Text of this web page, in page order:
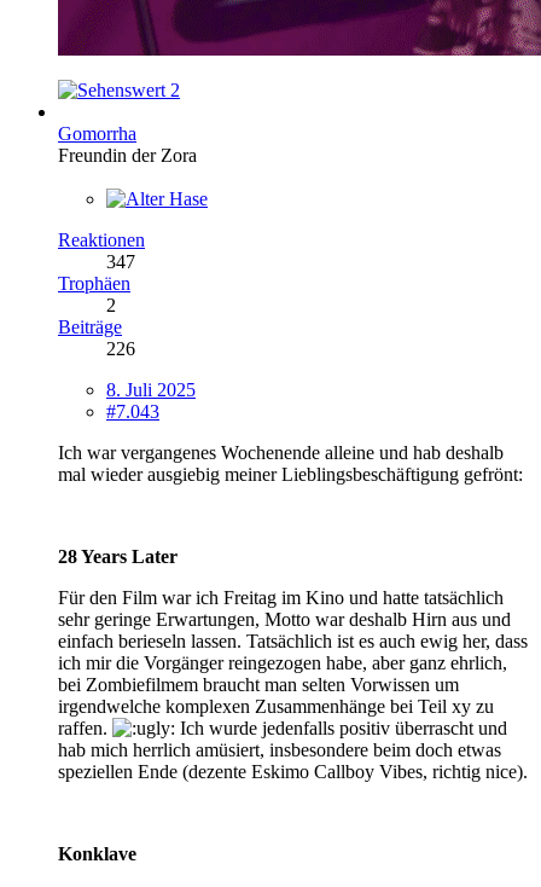
2
Gomorrha
Freundin der Zora
Reaktionen
347
Trophäen
2
Beiträge
226
8. Juli 2025
#7.043
Ich war vergangenes Wochenende alleine und hab deshalb
mal wieder ausgiebig meiner Lieblingsbeschäftigung gefrönt:
28 Years Later
Für den Film war ich Freitag im Kino und hatte tatsächlich
sehr geringe Erwartungen, Motto war deshalb Hirn aus und
einfach berieseln lassen. Tatsächlich ist es auch ewig her, dass
ich mir die Vorgänger reingezogen habe, aber ganz ehrlich,
bei Zombiefilmem braucht man selten Vorwissen um
irgendwelche komplexen Zusammenhänge bei Teil xy zu
raffen.
Ich wurde jedenfalls positiv überrascht und
hab mich herrlich amüsiert, insbesondere beim doch etwas
speziellen Ende (dezente Eskimo Callboy Vibes, richtig nice).
Konklave